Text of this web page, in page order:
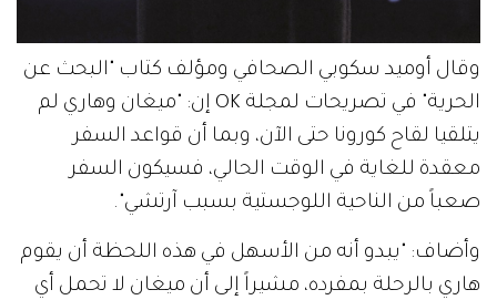
وقال أوميد سكوبي الصحافي ومؤلف كتاب "البحث عن
الحرية" في تصريحات لمجلة OK إن: "ميغان وهاري لم
يتلقيا لقاح كورونا حتى الآن، وبما أن قواعد السفر
معقدة للغاية في الوقت الحالي، فسيكون السفر
صعباً من الناحية اللوجستية بسبب آرتشي".
وأضاف: "يبدو أنه من الأسهل في هذه اللحظة أن يقوم
هاري بالرحلة بمفرده، مشيراً إلى أن ميغان لا تحمل أي